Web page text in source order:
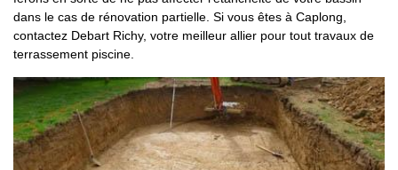
dans le cas de rénovation partielle. Si vous êtes à Caplong,
contactez Debart Richy, votre meilleur allier pour tout travaux de
terrassement piscine.